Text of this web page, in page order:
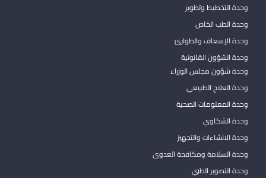
وحدة التخطيط وتطوير
وحدة الطب الخاص
وحدة الإسعاف والطوارئ
وحدة الشؤون القانونية
وحدة شؤون مجلس الوزراء
وحدة العلاج الطبيعي
وحدة المعلومات الصحية
وحدة الشكاوي
وحدة الانشاءات والتجهيز
وحدة السلامة ومكافحة العدوى
وحدة التصوير الطبي